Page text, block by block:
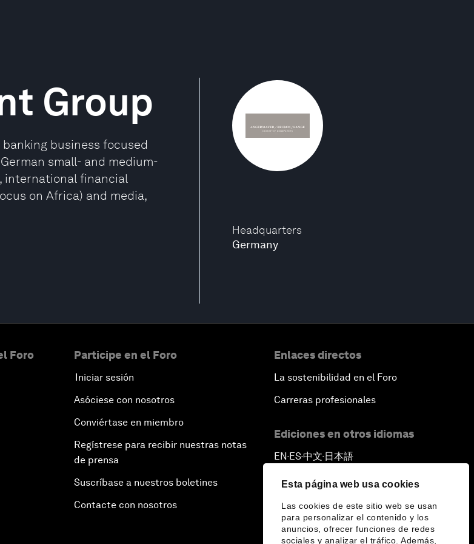
Esta página web usa cookies
Las cookies de este sitio web se usan
para personalizar el contenido y los
anuncios, ofrecer funciones de redes
sociales y analizar el tráfico. Además,
Headquarters
Germany
Group
business focused
small- and medium-
international financial
on Africa) and media,
Foro Participe en el Foro
Iniciar sesión
Asóciese con nosotros
Conviértase en miembro
Regístrese para recibir nuestras notas
de prensa
Suscríbase a nuestros boletines
Contacte con nosotros
Enlaces directos
La sostenibilidad en el Foro
Carreras profesionales
Ediciones en otros idiomas
EN ▪ES▪中文▪ 日本語